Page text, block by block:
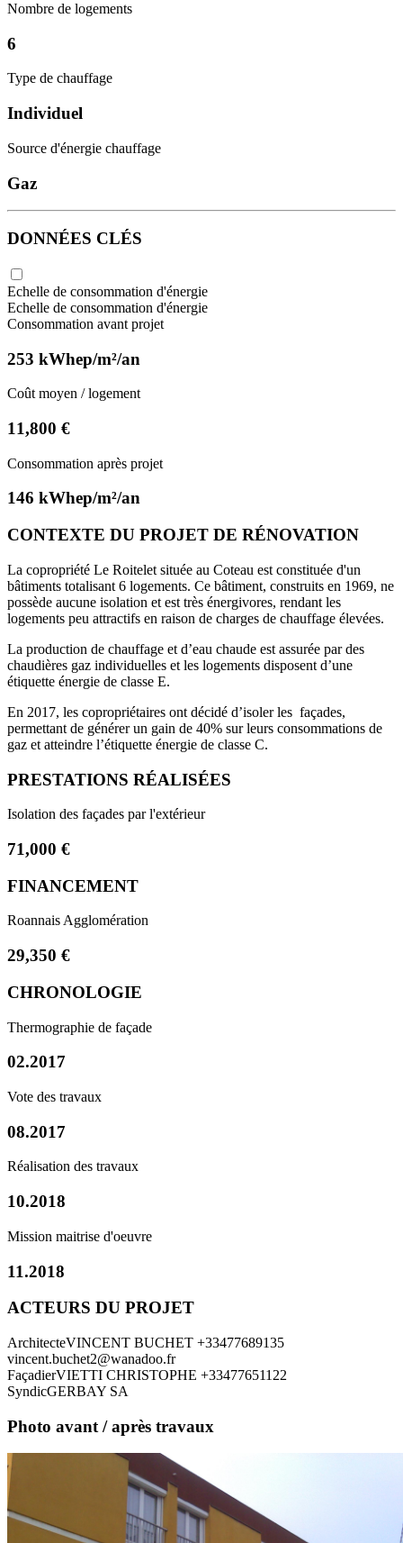
Nombre de logements
6
Type de chauffage
Individuel
Source d'énergie chauffage
Gaz
DONNÉES CLÉS
Echelle de consommation d'énergie
Echelle de consommation d'énergie
Consommation avant projet
253 kWhep/m²/an
Coût moyen / logement
11,800 €
Consommation après projet
146 kWhep/m²/an
CONTEXTE DU PROJET DE RÉNOVATION
La copropriété Le Roitelet située au Coteau est constituée d'un
bâtiments totalisant 6 logements. Ce bâtiment, construits en 1969, ne
possède aucune isolation et est très énergivores, rendant les
logements peu attractifs en raison de charges de chauffage élevées.
La production de chauffage et d’eau chaude est assurée par des
chaudières gaz individuelles et les logements disposent d’une
étiquette énergie de classe E.
En 2017, les copropriétaires ont décidé d’isoler les façades,
permettant de générer un gain de 40% sur leurs consommations de
gaz et atteindre l’étiquette énergie de classe C.
PRESTATIONS RÉALISÉES
Isolation des façades par l'extérieur
71,000 €
FINANCEMENT
Roannais Agglomération
29,350 €
CHRONOLOGIE
Thermographie de façade
02.2017
Vote des travaux
08.2017
Réalisation des travaux
10.2018
Mission maitrise d'oeuvre
11.2018
ACTEURS DU PROJET
ArchitecteVINCENT BUCHET +33477689135
vincent.buchet2@wanadoo.fr
FaçadierVIETTI CHRISTOPHE +33477651122
SyndicGERBAY SA
Photo avant / après travaux